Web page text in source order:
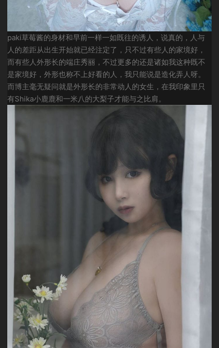
paki草莓酱的身材和早前一样一如既往的诱人，说真的，人与
人的差距从出生开始就已经注定了，只不过有些人的家境好，
而有些人外形长的端庄秀丽，不过更多的还是诸如我这种既不
是家境好，外形也称不上好看的人，我只能说是造化弄人呀。
而博主毫无疑问就是外形长的非常动人的女生，在我印象里只
有Shika小鹿鹿和一米八的大梨子才能与之比肩。